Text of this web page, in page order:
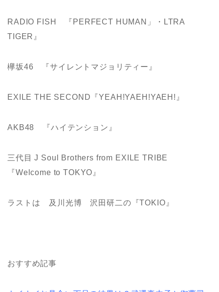
RADIO FISH 『PERFECT HUMAN」・LTRA
TIGER』
欅坂46 『サイレントマジョリティー』
EXILE THE SECOND『YEAH!YAEH!YAEH!』
AKB48 『ハイテンション』
三代目 J Soul Brothers from EXILE TRIBE
『Welcome to TOKYO』
ラストは 及川光博 沢田研二の『TOKIO』
おすすめ記事